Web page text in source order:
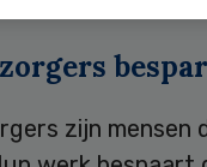
zijn mensen